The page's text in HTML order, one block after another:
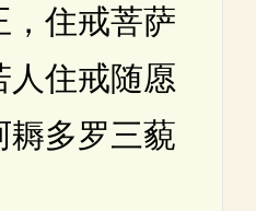
，住戒菩萨
人住戒随愿
耨多罗三藐